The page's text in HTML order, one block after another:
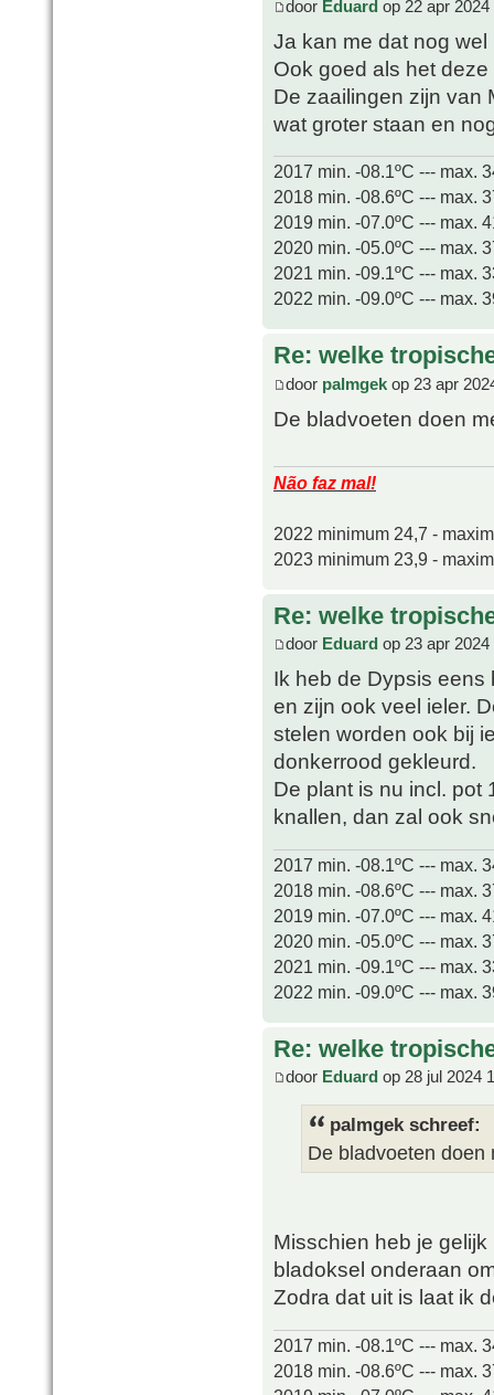
door Eduard op 22 apr 2024
Ja kan me dat nog
Ook goed als het deze
De zaailingen zijn van
wat groter staan en
2017 min. -08.1ºC --- max.
2018 min. -08.6ºC --- max.
2019 min. -07.0ºC --- max.
2020 min. -05.0ºC --- max.
2021 min. -09.1ºC --- max.
2022 min. -09.0ºC --- max.
Re: welke
door palmgek op 23 apr
De bladvoeten doen
Não faz mal!
2022 minimum 24,7 -
2023 minimum 23,9 -
Re: welke
door Eduard op 23 apr 2024
Ik heb de Dypsis
en zijn ook veel ieler.
stelen worden ook bij
donkerrood gekleurd.
De plant is nu incl. pot
knallen, dan zal ook
2017 min. -08.1ºC --- max.
2018 min. -08.6ºC --- max.
2019 min. -07.0ºC --- max.
2020 min. -05.0ºC --- max.
2021 min. -09.1ºC --- max.
2022 min. -09.0ºC --- max.
Re: welke
door Eduard op 28 jul 2024
palmgek schreef:
De bladvoeten doen
Misschien heb je
bladoksel onderaan
Zodra dat uit is laat ik
2017 min. -08.1ºC --- max.
2018 min. -08.6ºC --- max.